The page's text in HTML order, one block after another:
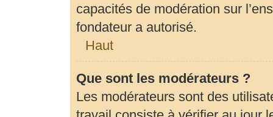
capacités de modération sur
fondateur a autorisé.
Haut
Que sont les modérateurs ?
Les modérateurs sont des